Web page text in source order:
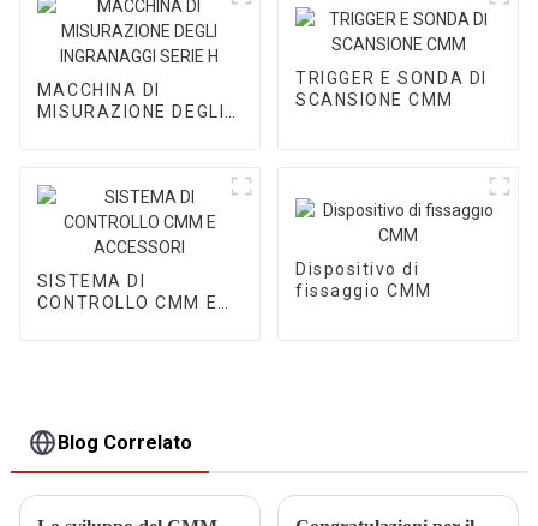
MACCHINA DI
MISURAZIONE DEGLI
TRIGGER E SONDA DI
SCANSIONE CMM
SISTEMA DI
CONTROLLO CMM E
Dispositivo di
fissaggio CMM
Blog Correlato